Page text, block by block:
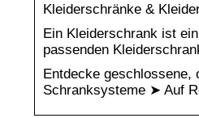
Kleiderschränke &
Ein Kleiderschrank ist
passenden
Entdecke
Schranksysteme ➤ Auf